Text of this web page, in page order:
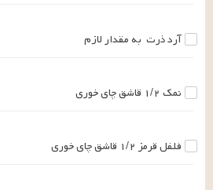
آرد ذرت به مقدار لازم
نمک ۱/۲ قاشق چای خوری
فلفل قرمز ۱/۲ قاشق چای خوری